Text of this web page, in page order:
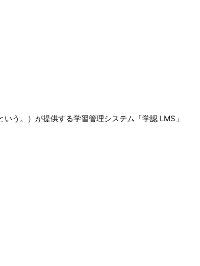
う。）が提供する学習管理システム「学認 LMS」